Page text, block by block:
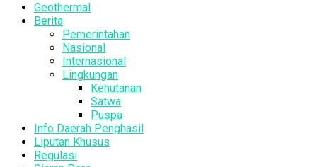
Geothermal
Berita
Pemerintahan
Nasional
Internasional
Lingkungan
Kehutanan
Satwa
Puspa
Info Daerah Penghasil
Liputan Khusus
Regulasi